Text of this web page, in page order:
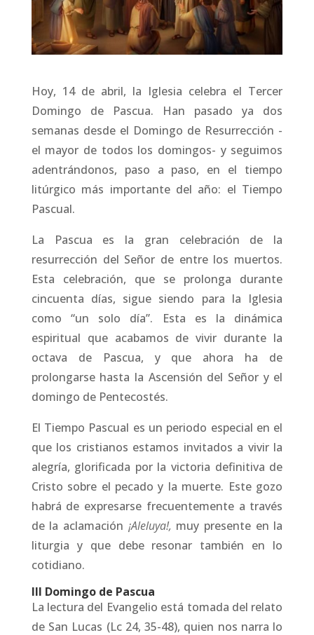
Hoy, 14 de abril, la Iglesia celebra el Tercer
Domingo de Pascua. Han pasado ya dos
semanas desde el Domingo de Resurrección -
el mayor de todos los domingos- y seguimos
adentrándonos, paso a paso, en el tiempo
litúrgico más importante del año: el Tiempo
Pascual.
La Pascua es la gran celebración de la
resurrección del Señor de entre los muertos.
Esta celebración, que se prolonga durante
cincuenta días, sigue siendo para la Iglesia
como “un solo día”. Esta es la dinámica
espiritual que acabamos de vivir durante la
octava de Pascua, y que ahora ha de
prolongarse hasta la Ascensión del Señor y el
domingo de Pentecostés.
El Tiempo Pascual es un periodo especial en el
que los cristianos estamos invitados a vivir la
alegría, glorificada por la victoria definitiva de
Cristo sobre el pecado y la muerte. Este gozo
habrá de expresarse frecuentemente a través
de la aclamación ¡Aleluya!, muy presente en la
liturgia y que debe resonar también en lo
cotidiano.
III Domingo de Pascua
La lectura del Evangelio está tomada del relato
de San Lucas (Lc 24, 35-48), quien nos narra lo